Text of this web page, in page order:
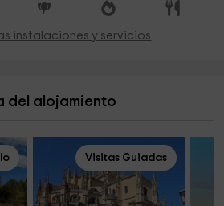
instalaciones y servicios
del alojamiento
Visitas Guiadas